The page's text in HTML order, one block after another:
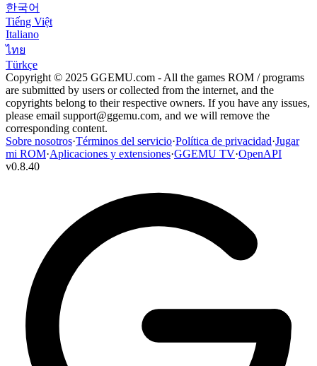
한국어
Tiếng Việt
Italiano
ไทย
Türkçe
Copyright © 2025 GGEMU.com - All the games ROM / programs
are submitted by users or collected from the internet, and the
copyrights belong to their respective owners. If you have any issues,
please email support@ggemu.com, and we will remove the
corresponding content.
Sobre nosotros·Términos del servicio·Política de privacidad·Jugar
mi ROM·Aplicaciones y extensiones·GGEMU TV·OpenAPI
v0.8.40